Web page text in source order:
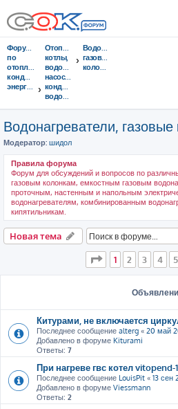
Форумы
по
отоплению,
кондиционированию,
энергосбережению
Отопительные
котлы,
водонагреватели,
насосы,
кондиционеры,
водоочистка...
Водонагреватели,
газовые
колонки
Водонагреватели, газовые
Модератор: шидол
Правила форума
Форум для обсуждений и вопросов по
газовым колонкам, емкостным газовым
проточным, настенным и напольным
водонагревателям, комбинированным
кипятильникам.
Новая тема
Страница из 22
1 2 3 4 5
Китурами, не включается
Последнее сообщение alterg « 20 май
Добавлено в форуме Kiturami
Ответы: 7
При нагреве гвс котел vitopend-
Последнее сообщение LouisPit « 13 сен
Добавлено в форуме Viessmann
Ответы: 2